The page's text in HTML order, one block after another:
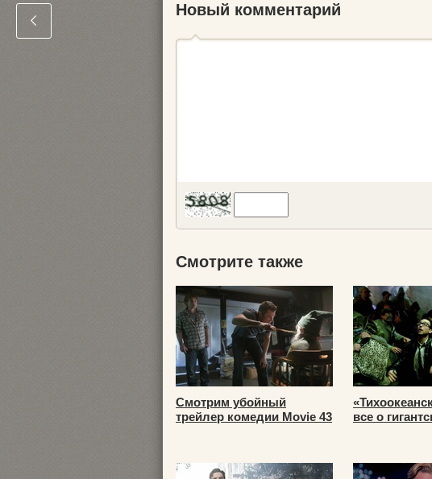
Новый комментарий
Смотрите также
Смотрим убойный
трейлер комедии Movie 43
все о